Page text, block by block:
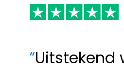
“Uitstekend